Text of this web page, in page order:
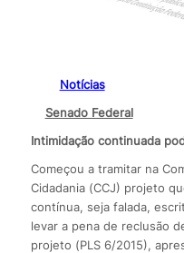
Notícias
Senado Federal
Intimidação continuada
Começou a tramitar na
Cidadania (CCJ) projeto
contínua, seja falada,
levar a pena de reclusão
projeto (PLS 6/2015),